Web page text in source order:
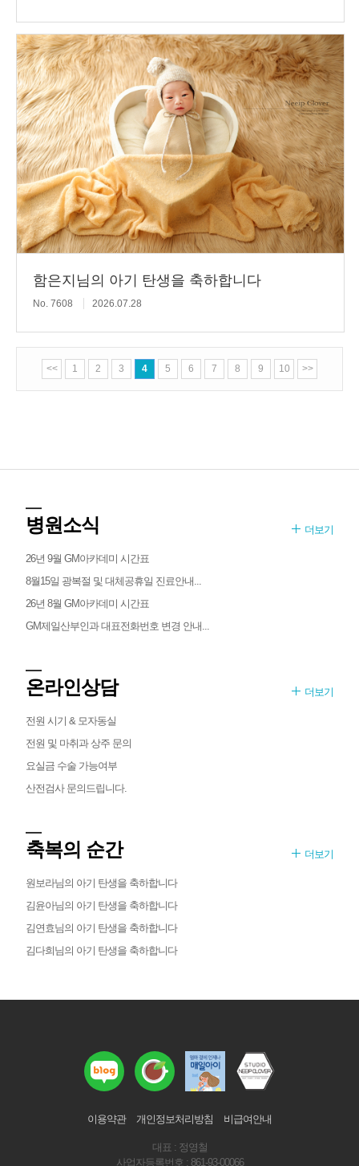
함은지님의 아기 탄생을 축하합니다
No. 7608 2026.07.28
<< 1 2 3 4 5 6 7 8 9 10 >>
병원소식 더보기
26년 9월 GM아카데미 시간표
8월15일 광복절 및 대체공휴일 진료안내...
26년 8월 GM아카데미 시간표
GM제일산부인과 대표전화번호 변경 안내...
온라인상담 더보기
전원 시기 & 모자동실
전원 및 마취과 상주 문의
요실금 수술 가능여부
산전검사 문의드립니다.
축복의 순간 더보기
원보라님의 아기 탄생을 축하합니다
김윤아님의 아기 탄생을 축하합니다
김연효님의 아기 탄생을 축하합니다
김다희님의 아기 탄생을 축하합니다
이용약관 개인정보처리방침 비급여안내
대표 : 정영철
사업자등록번호 : 861-93-00066